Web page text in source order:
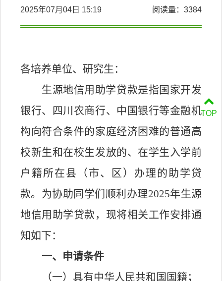
2025年07月04日 15:19 阅读量： 3384
各培养单位、研究生：
生源地信用助学贷款是指国家开发
银行、四川农商行、中国银行等金融机
构向符合条件的家庭经济困难的普通高
校新生和在校生发放的、在学生入学前
户籍所在县（市、区）办理的助学贷
款。为协助同学们顺利办理2025年生源
地信用助学贷款，现将相关工作安排通
知如下：
一、申请条件
（一）具有中华人民共和国国籍；
TOP